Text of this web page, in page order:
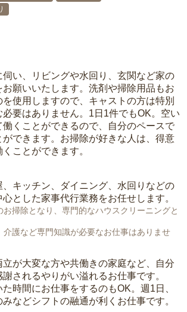
伺い、リビングや水回り、玄関など家の
願いいたします。洗剤や掃除用品もお
使用しますので、キャストの方は特別
要はありません。1日1件でもOK。空い
働くことができるので、自分のペースで
できます。お掃除が好きな人は、得意
ことができます。
、キッチン、ダイニング、水回りなどの
とした家事代行業務をお任せします。
お掃除となり、専門的なハウスクリーニングと
介護など専門知識が必要なお仕事はありませ
が大変な方や共働きの家庭など、自分
されるやりがい溢れるお仕事です。
時間にお仕事をするのもOK。週1日、
などシフトの融通が利くお仕事です。